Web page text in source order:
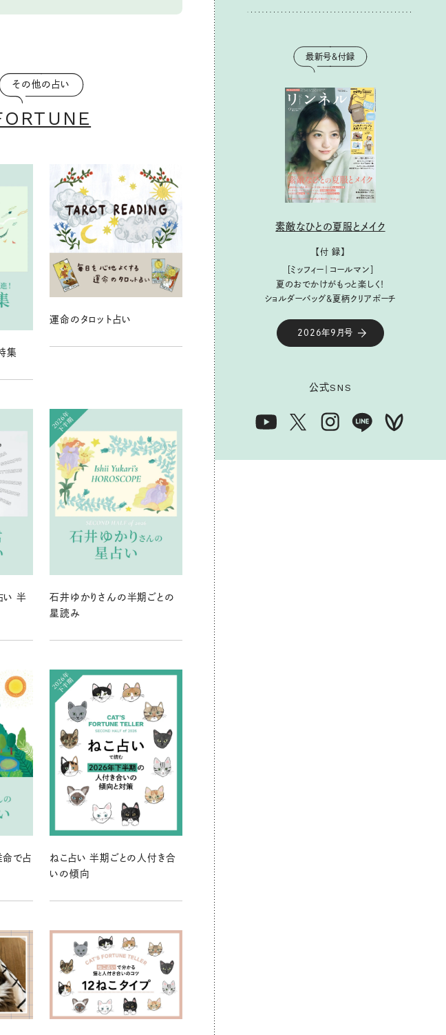
その他の占い
集
運命のタロット占い
い 半
石井ゆかりさんの半期ごとの
星読み
命で占
ねこ占い 半期ごとの人付き合
いの傾向
最新号＆付録
素敵なひとの夏服とメイク
【付 録】
［ミッフィー｜コールマン］
夏のおでかけがもっと楽しく！
ショルダーバッグ&夏柄クリアポーチ
2026年9月号
公式SNS